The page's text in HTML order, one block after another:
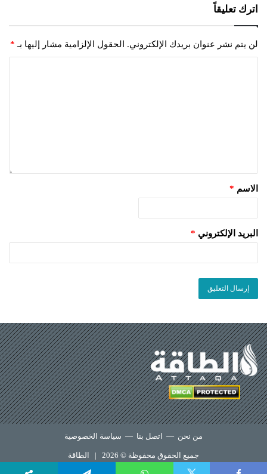
اترك تعليقاً
لن يتم نشر عنوان بريدك الإلكتروني. الحقول الإلزامية مشار إليها بـ *
الاسم *
البريد الإلكتروني *
من نحن — اتصل بنا — سياسة الخصوصية
جميع الحقوق محفوظة © 2026 | الطاقة